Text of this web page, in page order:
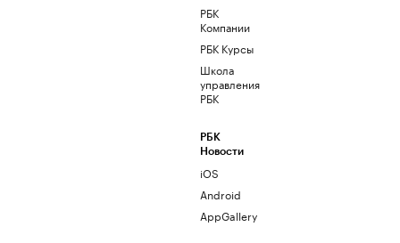
РБК
Компании
РБК Курсы
Школа
управления
РБК
РБК
Новости
iOS
Android
AppGallery